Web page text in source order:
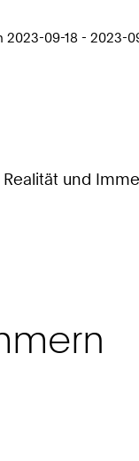
2023-09-18 - 2023-
und